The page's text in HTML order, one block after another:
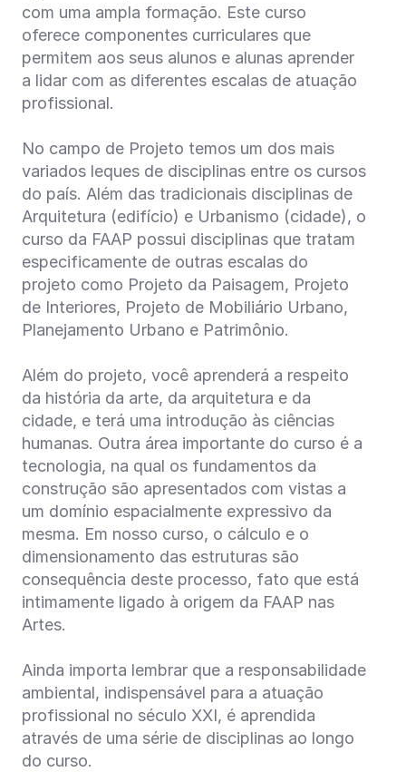
com uma ampla formação. Este curso
oferece componentes curriculares que
permitem aos seus alunos e alunas aprender
a lidar com as diferentes escalas de atuação
profissional.
No campo de Projeto temos um dos mais
variados leques de disciplinas entre os cursos
do país. Além das tradicionais disciplinas de
Arquitetura (edifício) e Urbanismo (cidade), o
curso da FAAP possui disciplinas que tratam
especificamente de outras escalas do
projeto como Projeto da Paisagem, Projeto
de Interiores, Projeto de Mobiliário Urbano,
Planejamento Urbano e Patrimônio.
Além do projeto, você aprenderá a respeito
da história da arte, da arquitetura e da
cidade, e terá uma introdução às ciências
humanas. Outra área importante do curso é a
tecnologia, na qual os fundamentos da
construção são apresentados com vistas a
um domínio espacialmente expressivo da
mesma. Em nosso curso, o cálculo e o
dimensionamento das estruturas são
consequência deste processo, fato que está
intimamente ligado à origem da FAAP nas
Artes.
Ainda importa lembrar que a responsabilidade
ambiental, indispensável para a atuação
profissional no século XXI, é aprendida
através de uma série de disciplinas ao longo
do curso.